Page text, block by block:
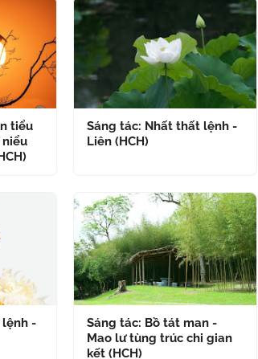
tiểu
niểu
Sáng tác: Nhất thất lệnh -
Liên (HCH)
lệnh -
Sáng tác: Bồ tát man -
Mao lư tùng trúc chi gian
kết (HCH)